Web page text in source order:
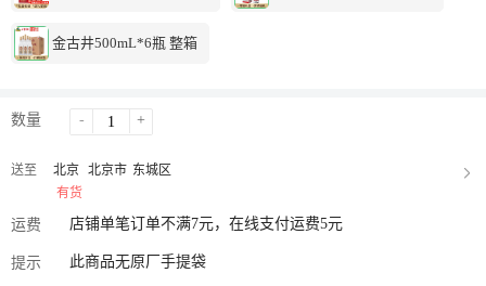
金古井500mL*6瓶 整箱
数量 - +
送至 北京 北京市 东城区
有货
运费 店铺单笔订单不满7元，在线支付运费5元
提示 此商品无原厂手提袋